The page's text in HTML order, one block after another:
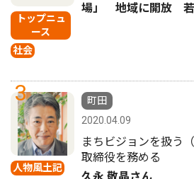
トップニュ
ース
社会
場」 地域に開放 若
3
人物風土記
町田
2020.04.09
まちビジョンを扱う
取締役を務める
久永 敬晶さん